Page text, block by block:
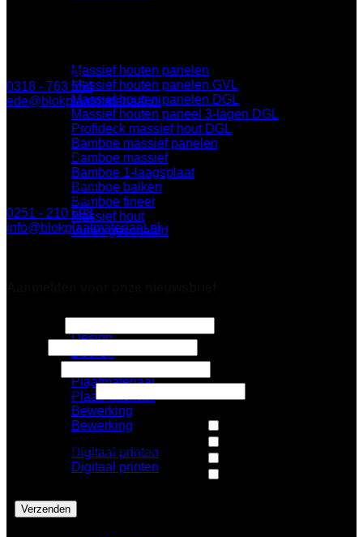
Massief houten panelen
Massief houten panelen GVL
Massief houten panelen DGL
Massief houten paneel 3-lagen DGL
Profideck massief hout DGL
Bamboe massief panelen
Bamboe massief
Bamboe 1-laagsplaat
Bamboe balken
Bamboe fineer
Massief hout
Vuren geschaafd
Design
Deuren
Plaatmateriaal
Plaatmateriaal
Bewerking
Bewerking
Digitaal printen
Digitaal printen
Onze leveranciers
6716 BS Ede
0318 - 763 554
ede@blokplaatmateriaal.nl
BLOK Breda
Minervum 7003
4817 ZL Breda
0251 - 210 698
info@blokplaatmateriaal.nl
E-mailadres *
Op de hoogte blijven van: